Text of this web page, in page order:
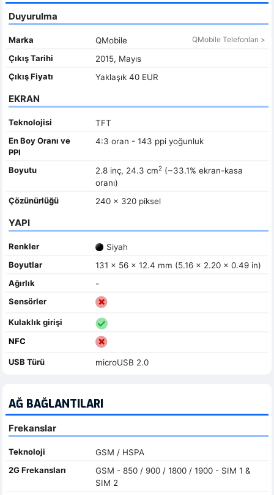
Duyurulma
Marka QMobile QMobile Telefonları >
Çıkış Tarihi
2015, Mayıs
Çıkış Fiyatı
Yaklaşık 40 EUR
EKRAN
Teknolojisi
TFT
En Boy Oranı ve
PPI
4:3 oran - 143 ppi yoğunluk
Boyutu 2.8 inç, 24.3 cm2(~33.1% ekran-kasa
oranı)
Çözünürlüğü
240 x 320 piksel
YAPI
Renkler
Siyah
Boyutlar
131 x 56 x 12.4 mm (5.16 x 2.20 x 0.49 in)
Ağırlık
-
Sensörler
Kulaklık girişi
NFC
USB Türü microUSB 2.0
AĞ BAĞLANTILARI
Frekanslar
Teknoloji
GSM / HSPA
2G Frekansları
GSM - 850 / 900 / 1800 / 1900 - SIM 1 &
SIM 2